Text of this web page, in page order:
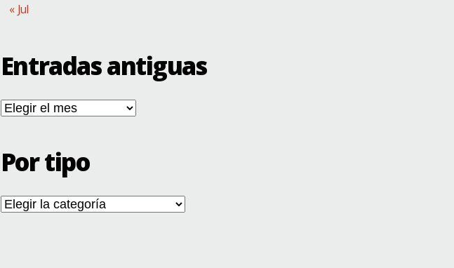
« Jul
Entradas antiguas
Entradas
antiguas
Por tipo
Por
tipo